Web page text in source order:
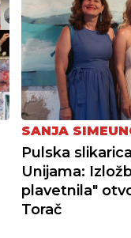
SANJA
Pulska
Unijama:
plavetnila"
Torač